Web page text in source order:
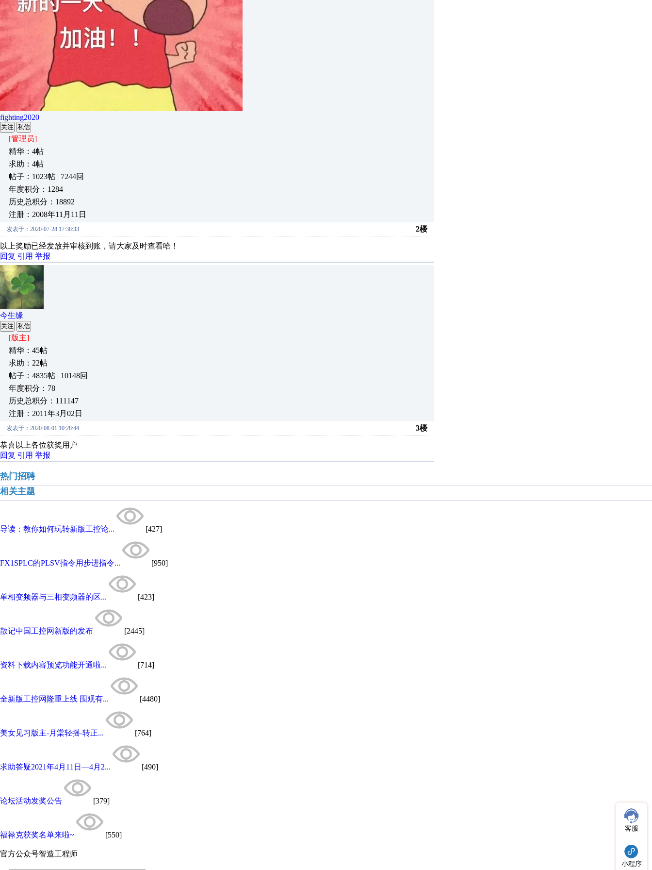
fighting2020
关注 私信
[管理员]
精华：4帖
求助：4帖
帖子：1023帖 | 7244回
年度积分：1284
历史总积分：18892
注册：2008年11月11日
发表于：2020-07-28 17:38:33 2楼
以上奖励已经发放并审核到账，请大家及时查看哈！
回复 引用 举报
今生缘
关注 私信
[版主]
精华：45帖
求助：22帖
帖子：4835帖 | 10148回
年度积分：78
历史总积分：111147
注册：2011年3月02日
发表于：2020-08-01 10:28:44 3楼
恭喜以上各位获奖用户
回复 引用 举报
热门招聘
相关主题
导读：教你如何玩转新版工控论... [427]
FX1SPLC的PLSV指令用步进指令... [950]
单相变频器与三相变频器的区... [423]
散记中国工控网新版的发布 [2445]
资料下载内容预览功能开通啦... [714]
全新版工控网隆重上线 围观有... [4480]
美女见习版主-月棠轻摇-转正... [764]
求助答疑2021年4月11日—4月2... [490]
论坛活动发奖公告 [379]
福禄克获奖名单来啦~ [550]
官方公众号智造工程师
客服
小程序